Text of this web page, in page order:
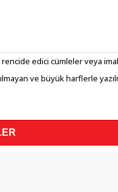
edici cümleler veya
ve büyük harflerle